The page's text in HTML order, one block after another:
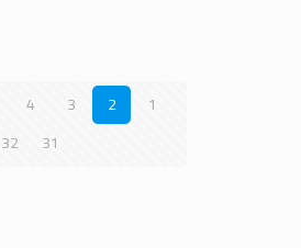
1
2
3
4
31
32